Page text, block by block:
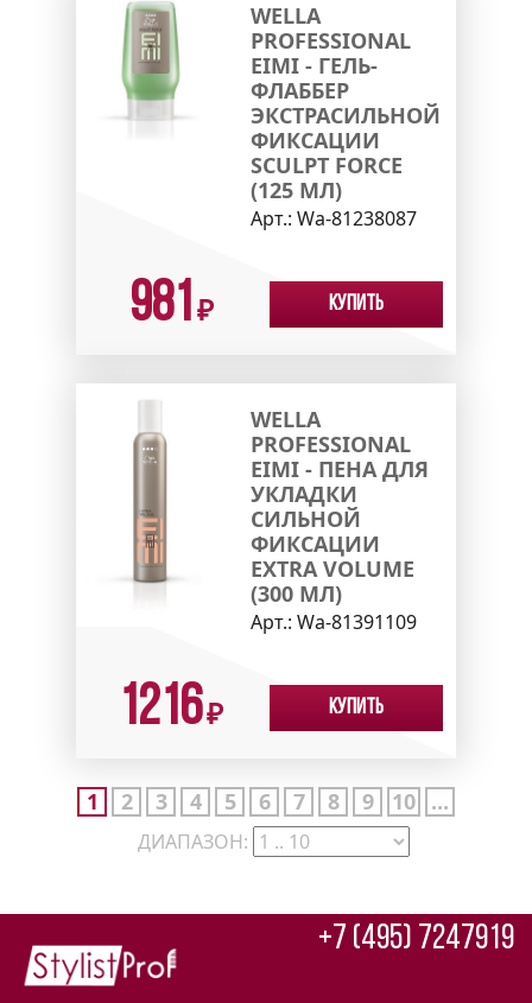
WELLA
PROFESSIONAL
EIMI - ГЕЛЬ-
ФЛАББЕР
ЭКСТРАСИЛЬНОЙ
ФИКСАЦИИ
SCULPT FORCE
(125 МЛ)
Арт.: Wa-81238087
981 ₽ Купить
WELLA
PROFESSIONAL
EIMI - ПЕНА ДЛЯ
УКЛАДКИ
СИЛЬНОЙ
ФИКСАЦИИ
EXTRA VOLUME
(300 МЛ)
Арт.: Wa-81391109
1216₽ Купить
1 2 3 4 5 6 7 8 9 10 ...
ДИАПАЗОН:
+7 (495) 7247919